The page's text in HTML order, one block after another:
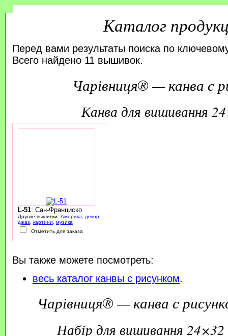
Каталог
Перед вами результаты поиска по
Всего найдено 11 вышивок.
Чарівниця® — канва с
канва для вишивання
L-51: Сан-Франциско
Другие вышивки: Америка декор,
джаз, картини
музика
Отметить для заказа
Вы также можете посмотреть:
весь каталог канвы с рисунком.
Чарівниця® — канва с
набір для вишивання 24×32